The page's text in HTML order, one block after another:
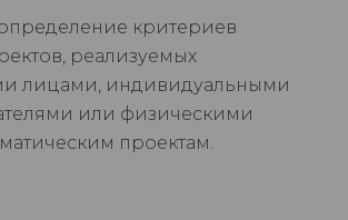
критериев
реализуемых
лицами, индивидуальными
или физическими
проектам.